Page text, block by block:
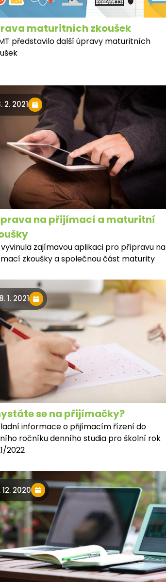
maturitních zkoušek
představilo další úpravy maturitních
2. 2021
na přijímací a maturitní
vyvinula zajímavou aplikaci pro přípravu na
zkoušky a společnou část maturity
1. 2021
se na přijímačky?
informace o přijímacím řízení do
ročníku denního studia pro školní rok
2022
12. 2020